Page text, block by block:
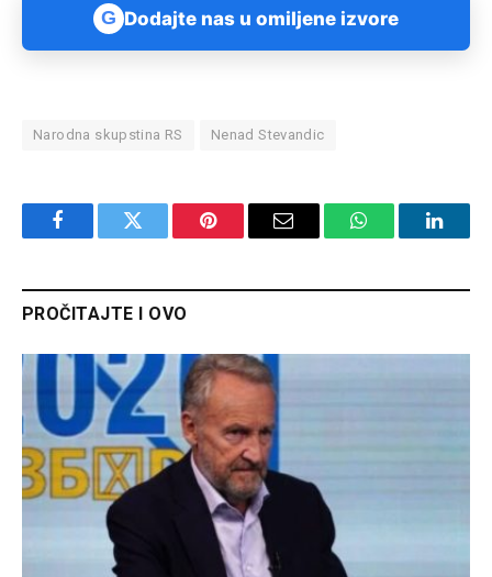
G Dodajte nas u omiljene izvore
Narodna skupstina RS Nenad Stevandic
FacebookTwitter Pinterest Email WhatsApp
PROČITAJTE I OVO